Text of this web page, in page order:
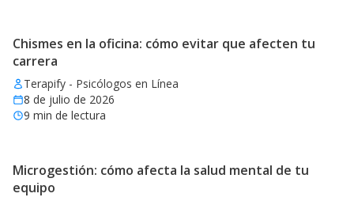
Chismes en la oficina: cómo evitar que afecten tu
carrera
Terapify - Psicólogos en Línea
8 de julio de 2026
9 min de lectura
Microgestión: cómo afecta la salud mental de tu
equipo